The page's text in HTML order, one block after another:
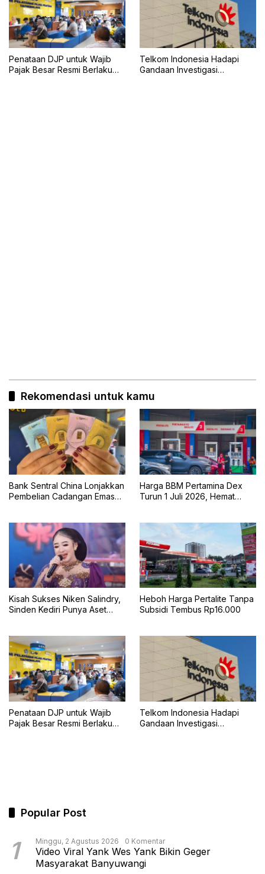
Penataan DJP untuk Wajib
Pajak Besar Resmi Berlaku
Telkom Indonesia Hadapi
Gandaan Investigasi
Rekomendasi untuk kamu
Bank Sentral China Lonjakkan
Pembelian Cadangan Emas
Harga BBM Pertamina Dex
Turun 1 Juli 2026, Hemat
Kisah Sukses Niken Salindry,
Sinden Kediri Punya Aset
Heboh Harga Pertalite Tanpa
Subsidi Tembus Rp16.000
Penataan DJP untuk Wajib
Pajak Besar Resmi Berlaku
Telkom Indonesia Hadapi
Gandaan Investigasi
Popular Post
1 Minggu, 2 Agustus 2026 0 Komentar
Video Viral Yank Wes Yank Bikin Geger
Masyarakat Banyuwangi